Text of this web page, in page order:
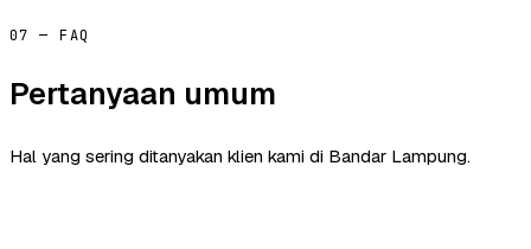
07 — FAQ
Pertanyaan umum
Hal yang sering ditanyakan klien kami di Bandar Lampung.